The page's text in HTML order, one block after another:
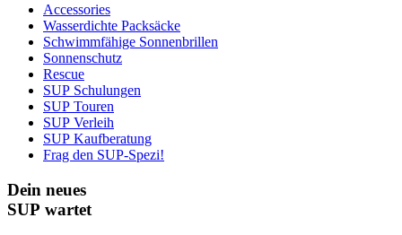
Accessories
Wasserdichte Packsäcke
Schwimmfähige Sonnenbrillen
Sonnenschutz
Rescue
SUP Schulungen
SUP Touren
SUP Verleih
SUP Kaufberatung
Frag den SUP-Spezi!
Dein neues
SUP wartet